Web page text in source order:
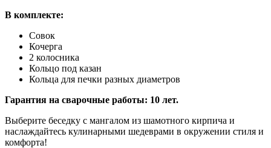
В комплекте:
Совок
Кочерга
2 колосника
Кольцо под казан
Кольца для печки разных диаметров
Гарантия на сварочные работы: 10 лет.
Выберите беседку с мангалом из шамотного кирпича и
наслаждайтесь кулинарными шедеврами в окружении стиля и
комфорта!